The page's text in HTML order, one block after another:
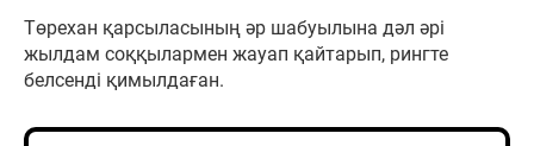
Төрехан қарсыласының әр шабуылына дәл әрі
жылдам соққылармен жауап қайтарып, рингте
белсенді қимылдаған.